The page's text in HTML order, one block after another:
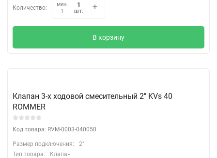
Количество:
мин.
1
шт.
В корзину
Клапан 3-х ходовой смесительный 2" KVs 40
ROMMER
Код товара: RVM-0003-040050
Размер подключения:
2"
Тип товара:
Клапан